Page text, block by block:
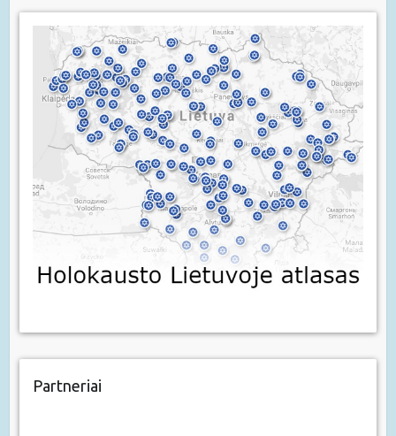
Partneriai